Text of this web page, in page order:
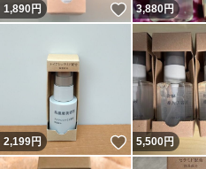
1,890円 いいね！
3,880円
2,199円 いいね！
5,500円